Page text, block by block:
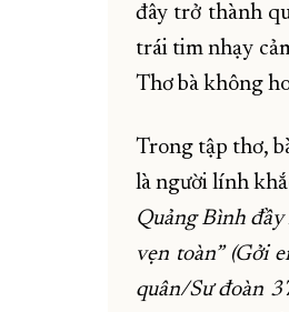
đây trở thành
trái tim nhạy
Thơ bà không
Trong tập thơ,
là người lính
Quảng Bình
vẹn toàn” (Gởi
quân/Sư đoàn